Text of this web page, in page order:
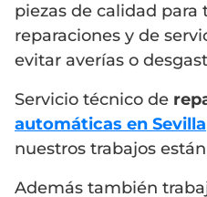
piezas de calidad para
reparaciones y de
evitar averías o
Servicio técnico de
automáticas en Sevilla
nuestros trabajos
Además también